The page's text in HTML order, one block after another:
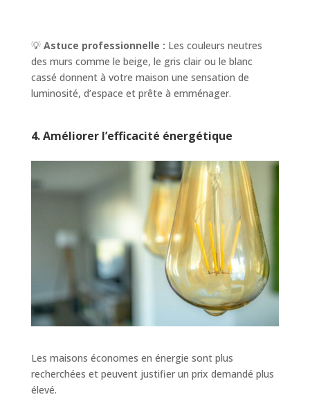
💡 Astuce professionnelle : Les couleurs neutres
des murs comme le beige, le gris clair ou le blanc
cassé donnent à votre maison une sensation de
luminosité, d’espace et prête à emménager.
4. Améliorer l’efficacité énergétique
Les maisons économes en énergie sont plus
recherchées et peuvent justifier un prix demandé plus
élevé.